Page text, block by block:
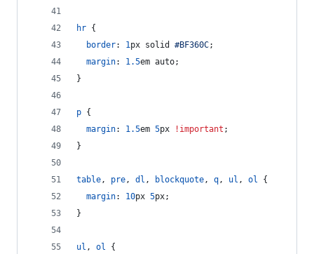
hr {
border: 1px solid #BF360C;
margin: 1.5em auto;
}
p {
margin: 1.5em 5px !important ;
}
table, pre, dl , blockquote, q, ul , ol {
margin: 10px 5px;
}
ul , ol {